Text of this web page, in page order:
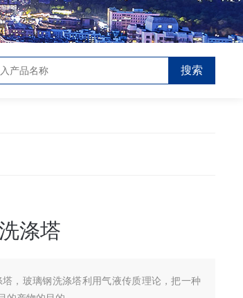
涤塔
，玻璃钢洗涤塔利用气液传质理论，把一种